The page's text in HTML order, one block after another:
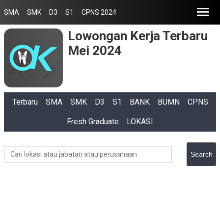
SMA SMK D3 S1 CPNS 2024
Lowongan Kerja Terbaru
Mei 2024
Terbaru SMA SMK D3 S1 BANK BUMN CPNS
Fresh Graduate LOKASI